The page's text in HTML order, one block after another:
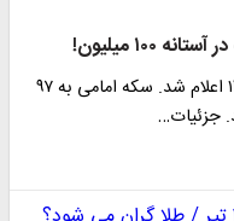
قیمت طلا و سکه امروز شنبه ۸ شهریور ۱۴۰۴ اعلام شد. سکه امامی به ۹۷